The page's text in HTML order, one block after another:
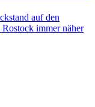
auf den
immer näher